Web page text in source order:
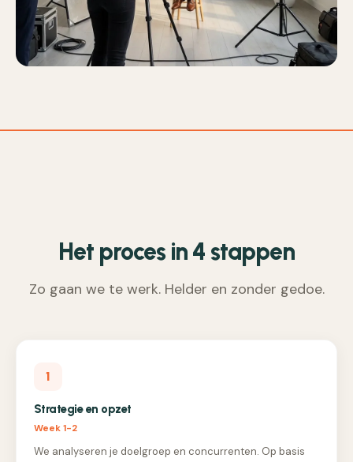
Het proces in 4 stappen
Zo gaan we te werk. Helder en zonder gedoe.
1
Strategie en opzet
Week 1-2
We analyseren je doelgroep en concurrenten. Op basis